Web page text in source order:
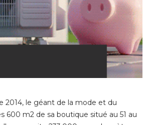
2014, le géant de la mode et du
600 m2 de sa boutique situé au 51 au